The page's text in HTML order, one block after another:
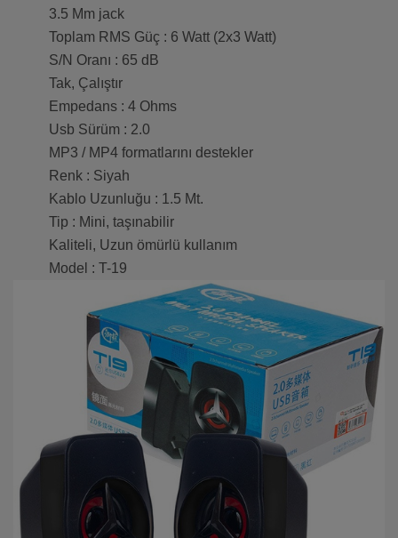
3.5 Mm jack
Toplam RMS Güç : 6 Watt (2x3 Watt)
S/N Oranı : 65 dB
Tak, Çalıştır
Empedans : 4 Ohms
Usb Sürüm : 2.0
MP3 / MP4 formatlarını destekler
Renk : Siyah
Kablo Uzunluğu : 1.5 Mt.
Tip : Mini, taşınabilir
Kaliteli, Uzun ömürlü kullanım
Model : T-19